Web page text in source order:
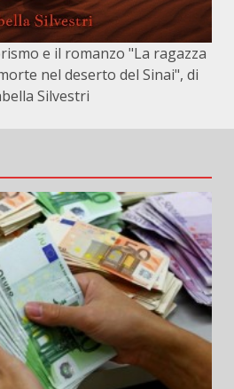
e il romanzo "La ragazza
nel deserto del Sinai", di
Silvestri